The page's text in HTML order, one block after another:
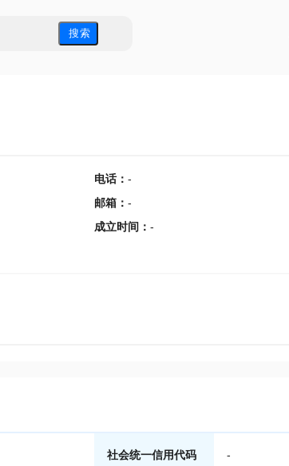
搜 索
电话： -
邮箱 ： -
成立时间 ： -
社会统一信用代码 -